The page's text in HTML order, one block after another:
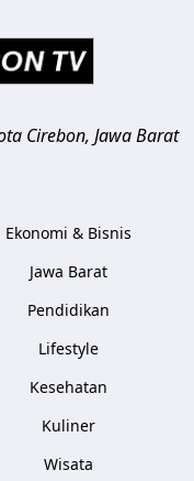
Cirebon, Jawa Barat
Ekonomi & Bisnis
Jawa Barat
Pendidikan
Lifestyle
Kesehatan
Kuliner
Wisata